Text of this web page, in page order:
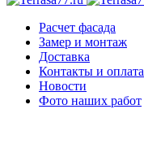
Расчет фасада
Замер и монтаж
Доставка
Контакты и оплата
Новости
Фото наших работ